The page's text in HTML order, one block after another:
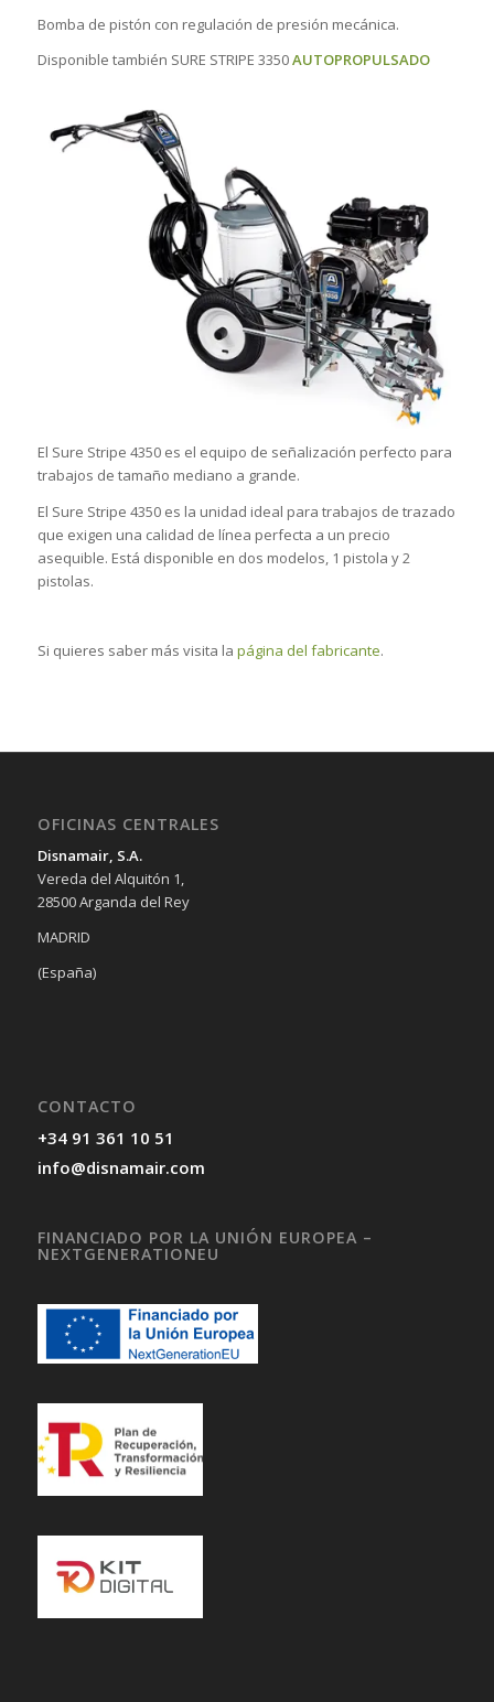
Bomba de pistón con regulación de presión mecánica.
Disponible también SURE STRIPE 3350AUTOPROPULSADO
El Sure Stripe 4350 es el equipo de señalización perfecto para
trabajos de tamaño mediano a grande.
El Sure Stripe 4350 es la unidad ideal para trabajos de trazado
que exigen una calidad de línea perfecta a un precio
asequible. Está disponible en dos modelos, 1 pistola y 2
pistolas.
Si quieres saber más visita la página del fabricante.
OFICINAS CENTRALES
Disnamair, S.A.
Vereda del Alquitón 1,
28500 Arganda del Rey
MADRID
(España)
CONTACTO
+34 91 361 10 51
info@disnamair.com
FINANCIADO POR LA UNIÓN EUROPEA –
NEXTGENERATIONEU